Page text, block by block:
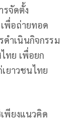
จัดตั้ง
พื่อถ่ายทอด
ดำเนินกิจกรรม
ทย เพื่อยก
ยาวชนไทย
เพียงแนวคิด